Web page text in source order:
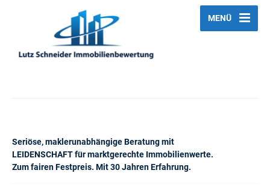
Seriöse, maklerunabhängige Beratung mit
LEIDENSCHAFT für marktgerechte Immobilienwerte.
Zum fairen Festpreis. Mit 30 Jahren Erfahrung.
MENÜ